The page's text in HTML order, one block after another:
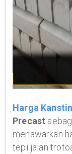
Harga
Precast
menawarkan
tepi jalan